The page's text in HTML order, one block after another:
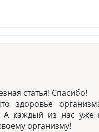
статья! Спасибо!
здоровье
А каждый из нас уже
организму!